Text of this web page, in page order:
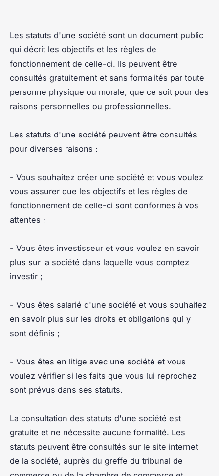
Les statuts d'une société sont un document public
qui décrit les objectifs et les règles de
fonctionnement de celle-ci. Ils peuvent être
consultés gratuitement et sans formalités par toute
personne physique ou morale, que ce soit pour des
raisons personnelles ou professionnelles.
Les statuts d'une société peuvent être consultés
pour diverses raisons :
- Vous souhaitez créer une société et vous voulez
vous assurer que les objectifs et les règles de
fonctionnement de celle-ci sont conformes à vos
attentes ;
- Vous êtes investisseur et vous voulez en savoir
plus sur la société dans laquelle vous comptez
investir ;
- Vous êtes salarié d'une société et vous souhaitez
en savoir plus sur les droits et obligations qui y
sont définis ;
- Vous êtes en litige avec une société et vous
voulez vérifier si les faits que vous lui reprochez
sont prévus dans ses statuts.
La consultation des statuts d'une société est
gratuite et ne nécessite aucune formalité. Les
statuts peuvent être consultés sur le site internet
de la société, auprès du greffe du tribunal de